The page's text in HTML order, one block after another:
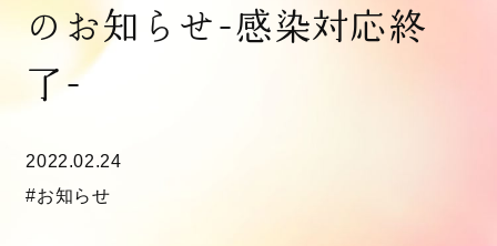
のお知らせ-感染対応終
了-
2022.02.24
#お知らせ